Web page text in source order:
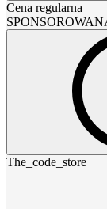
Cena regularna
The_code_store